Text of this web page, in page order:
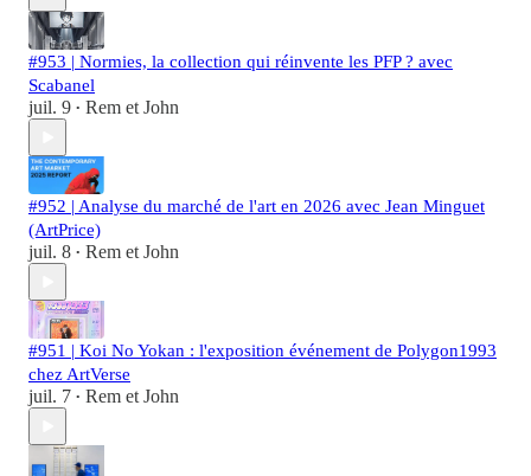
#953 | Normies, la collection qui réinvente les PFP ? avec
Scabanel
juil. 9 • Rem et John
#952 | Analyse du marché de l'art en 2026 avec Jean Minguet
(ArtPrice)
juil. 8 • Rem et John
#951 | Koi No Yokan : l'exposition événement de Polygon1993
chez ArtVerse
juil. 7 • Rem et John